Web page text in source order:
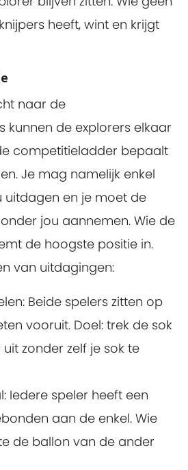
heeft, wint en krijgt
naar de
kunnen de explorers elkaar
competitieladder bepaalt
Je mag namelijk enkel
uitdagen en je moet de
jou aannemen. Wie de
de hoogste positie in.
van uitdagingen:
Beide spelers zitten op
vooruit. Doel: trek de sok
zonder zelf je sok te
Iedere speler heeft een
aan de enkel. Wie
de ballon van de ander